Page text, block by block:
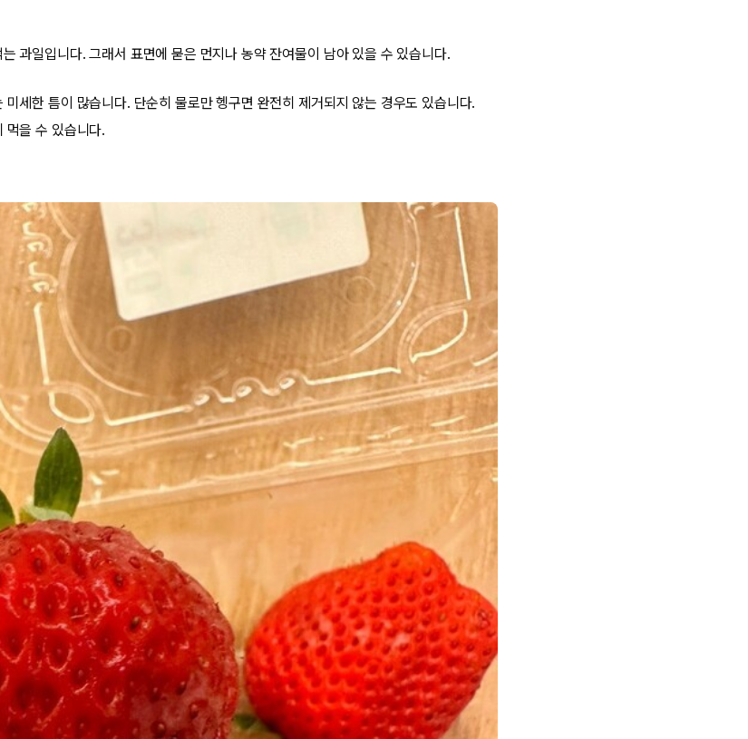
과일입니다. 그래서 표면에 묻은 먼지나 농약 잔여물이 남아 있을 수 있습니다.
세한 틈이 많습니다. 단순히 물로만 헹구면 완전히 제거되지 않는 경우도 있습니다.
먹을 수 있습니다.